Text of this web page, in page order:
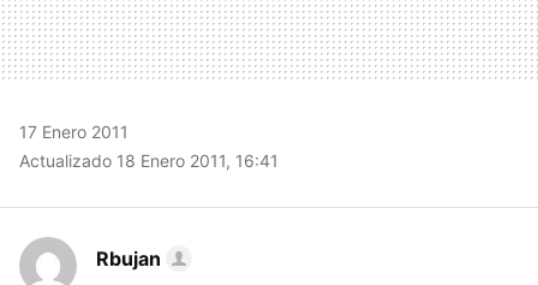
17 Enero 2011
Actualizado 18 Enero 2011, 16:41
Rbujan